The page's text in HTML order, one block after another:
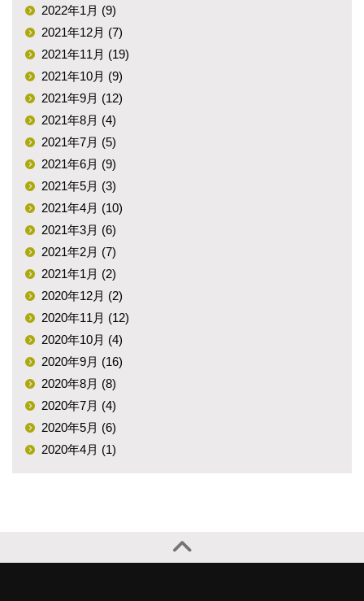
2022年1月 (9)
2021年12月 (7)
2021年11月 (19)
2021年10月 (9)
2021年9月 (12)
2021年8月 (4)
2021年7月 (5)
2021年6月 (9)
2021年5月 (3)
2021年4月 (10)
2021年3月 (6)
2021年2月 (7)
2021年1月 (2)
2020年12月 (2)
2020年11月 (12)
2020年10月 (4)
2020年9月 (16)
2020年8月 (8)
2020年7月 (4)
2020年5月 (6)
2020年4月 (1)